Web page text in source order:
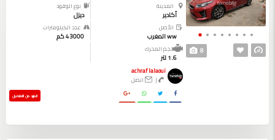
8
المدينة
أكادير
نوع الوقود
ديزل
الأصل
ww المغرب
عدد الكيلومترات
43000 كم
حجم المحرك
1.6 لتر
achraf lalaoui
|
اتصل
المزيد من التفاصيل